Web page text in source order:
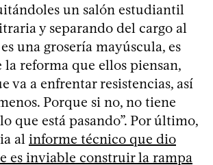
un salón estudiantil
y separando del cargo al
una grosería mayúscula, es
reforma que ellos piensan,
va a enfrentar resistencias, así
Porque si no, no tiene
que está pasando”. Por último,
al informe técnico que dio
es inviable construir la rampa